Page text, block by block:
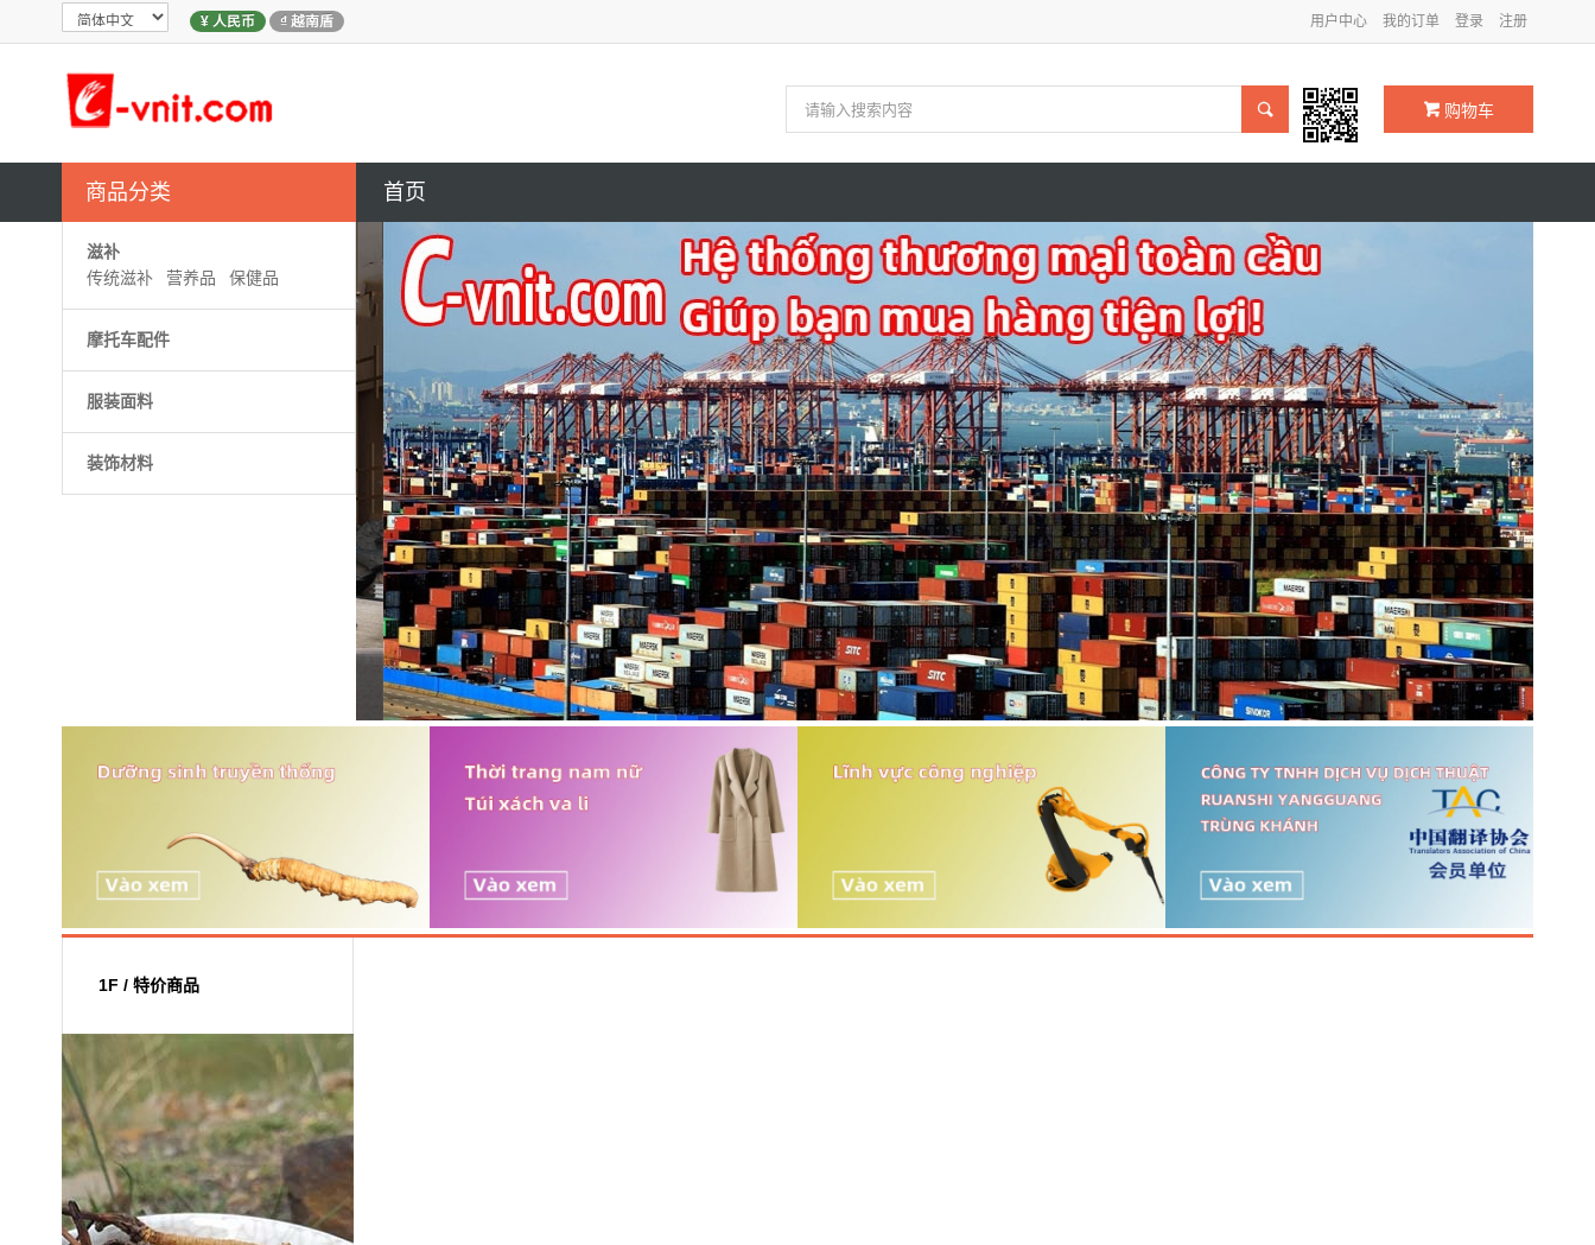
¥ 人民币 ₫ 越南盾 用户中心 我的订单 登录 注册
 购物车
商品分类
滋补
传统滋补
营养品 保健品
摩托车配件
服装面料
装饰材料
首页
1F / 特价商品